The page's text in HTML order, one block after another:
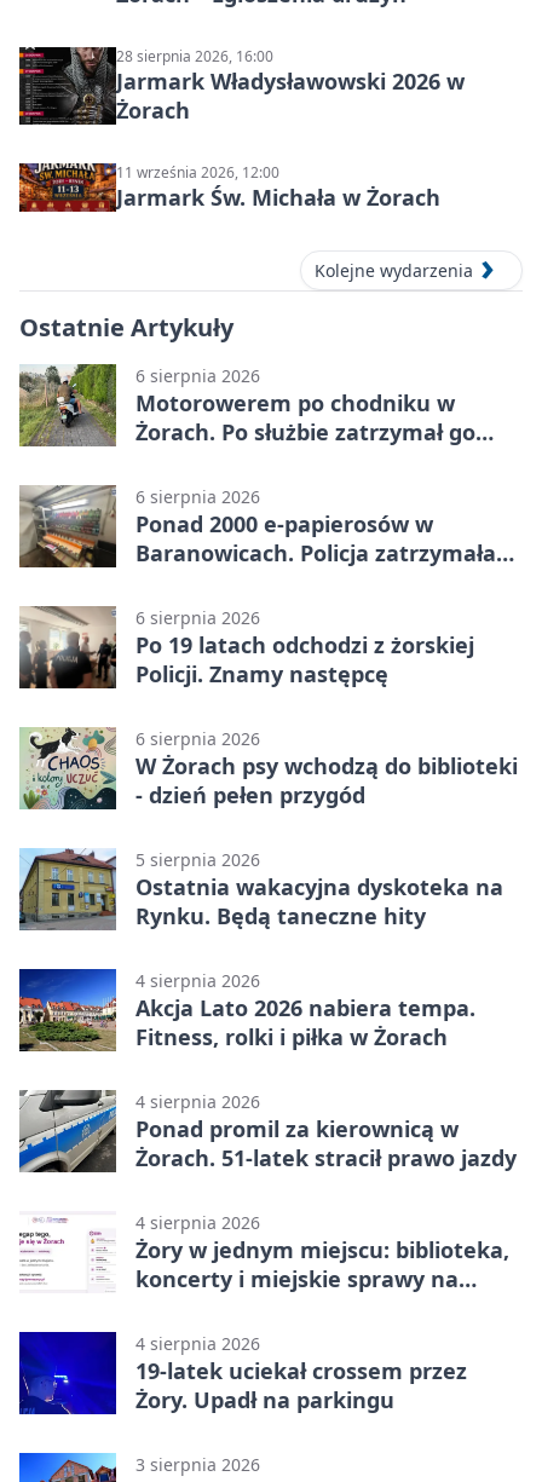
28 sierpnia 2026, 16:00
Jarmark Władysławowski 2026 w
Żorach
11 września 2026, 12:00
Jarmark Św. Michała w Żorach
Kolejne wydarzenia
Ostatnie Artykuły
6 sierpnia 2026
Motorowerem po chodniku w
Żorach. Po służbie zatrzymał go
6 sierpnia 2026
Ponad 2000 e-papierosów w
Baranowicach. Policja zatrzymała
6 sierpnia 2026
Po 19 latach odchodzi z żorskiej
Policji. Znamy następcę
6 sierpnia 2026
W Żorach psy wchodzą do biblioteki
- dzień pełen przygód
5 sierpnia 2026
Ostatnia wakacyjna dyskoteka na
Rynku. Będą taneczne hity
4 sierpnia 2026
Akcja Lato 2026 nabiera tempa.
Fitness, rolki i piłka w Żorach
4 sierpnia 2026
Ponad promil za kierownicą w
Żorach. 51-latek stracił prawo jazdy
4 sierpnia 2026
Żory w jednym miejscu: biblioteka,
koncerty i miejskie sprawy na
4 sierpnia 2026
19-latek uciekał crossem przez
Żory. Upadł na parkingu
3 sierpnia 2026